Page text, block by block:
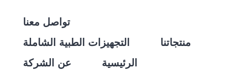
تواصل معنا
التجهيزات الطبية الشاملة
منتجاتنا
عن الشركة
الرئيسية